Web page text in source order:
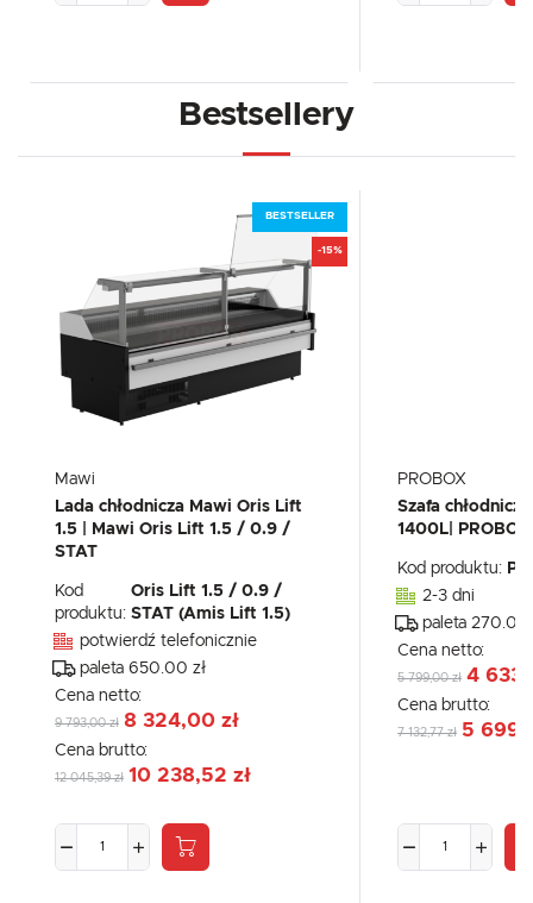
Bestsellery
BESTSELLER
-15%
Mawi
Lada chłodnicza Mawi Oris Lift
1.5 | Mawi Oris Lift 1.5 / 0.9 /
STAT
Kod
produktu:
Oris Lift 1.5 / 0.9 /
STAT (Amis Lift 1.5)
potwierdź telefonicznie
paleta 650.00 zł
Cena netto:
9 793,00 zł 8 324,00 zł
Cena brutto:
12 045,39 zł 10 238,52 zł
PROBOX
Szafa
1400L| PROBOX
Kod produktu:
2-3 dni
paleta 270.00
Cena netto:
5 799,00 zł 4
Cena brutto:
7 132,77 zł 5